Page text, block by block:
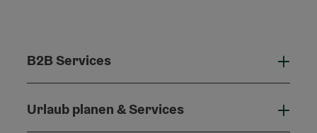
B2B Services
Urlaub planen & Services